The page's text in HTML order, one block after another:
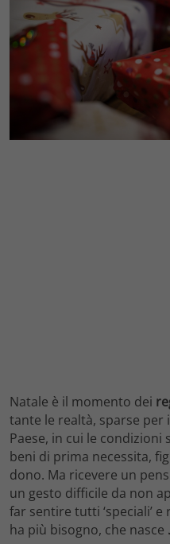
Natale è il momento dei
tante le realtà, sparse
Paese, in cui le
beni di prima necessita,
dono. Ma ricevere un
un gesto difficile da non
far sentire tutti ‘speciali’ e
ha più bisogno, che nasce